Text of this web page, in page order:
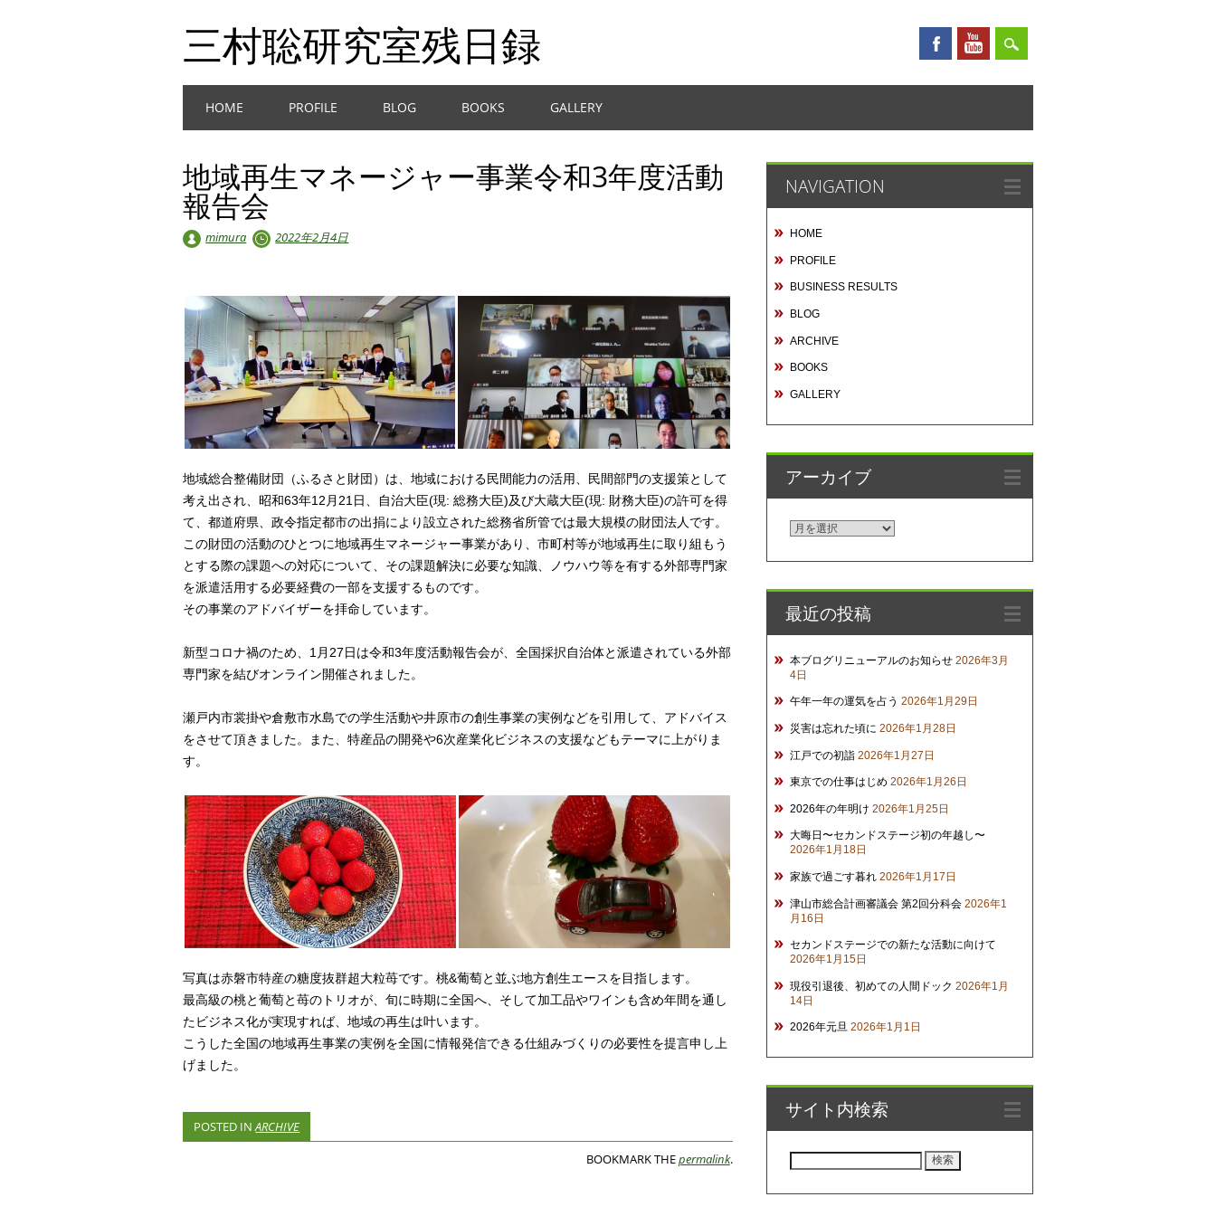
三村聡研究室残日録
Main menu
HOME PROFILE BLOG BOOKS GALLERY
地域再生マネージャー事業令和3年度活動
報告会
mimura 2022年2月4日
地域総合整備財団（ふるさと財団）は、地域における民間能力の活用、民間部門の支援策として
考え出され、昭和63年12月21日、自治大臣(現: 総務大臣)及び大蔵大臣(現: 財務大臣)の許可を得
て、都道府県、政令指定都市の出捐により設立された総務省所管では最大規模の財団法人です。
この財団の活動のひとつに地域再生マネージャー事業があり、市町村等が地域再生に取り組もう
とする際の課題への対応について、その課題解決に必要な知識、ノウハウ等を有する外部専門家
を派遣活用する必要経費の一部を支援するものです。
その事業のアドバイザーを拝命しています。
新型コロナ禍のため、1月27日は令和3年度活動報告会が、全国採択自治体と派遣されている外部
専門家を結びオンライン開催されました。
瀬戸内市裳掛や倉敷市水島での学生活動や井原市の創生事業の実例などを引用して、アドバイス
をさせて頂きました。また、特産品の開発や6次産業化ビジネスの支援などもテーマに上がりま
す。
写真は赤磐市特産の糖度抜群超大粒苺です。桃&葡萄と並ぶ地方創生エースを目指します。
最高級の桃と葡萄と苺のトリオが、旬に時期に全国へ、そして加工品やワインも含め年間を通し
たビジネス化が実現すれば、地域の再生は叶います。
こうした全国の地域再生事業の実例を全国に情報発信できる仕組みづくりの必要性を提言申し上
げました。
POSTED INARCHIVE
BOOKMARK THEpermalink.
NAVIGATION
HOME
PROFILE
BUSINESS RESULTS
BLOG
ARCHIVE
BOOKS
GALLERY
アーカイブ
ア
イ
ブ
最近の投稿
本ブログリニューアルのお知らせ 2026年3月
4日
午年一年の運気を占う 2026年1月29日
災害は忘れた頃に 2026年1月28日
江戸での初詣 2026年1月27日
東京での仕事はじめ 2026年1月26日
2026年の年明け 2026年1月25日
大晦日〜セカンドステージ初の年越し〜
2026年1月18日
家族で過ごす暮れ 2026年1月17日
津山市総合計画審議会 第2回分科会 2026年1
月16日
セカンドステージでの新たな活動に向けて
2026年1月15日
現役引退後、初めての人間ドック 2026年1月
14日
2026年元旦 2026年1月1日
サイト内検索